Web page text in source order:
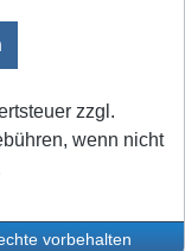
zzgl.
wenn nicht
vorbehalten